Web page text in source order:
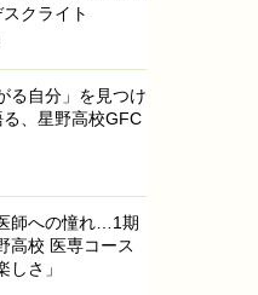
クライト
る自分」を見つけ
、星野高校GFC
師への憧れ…1期
高校 医専コース
しさ」